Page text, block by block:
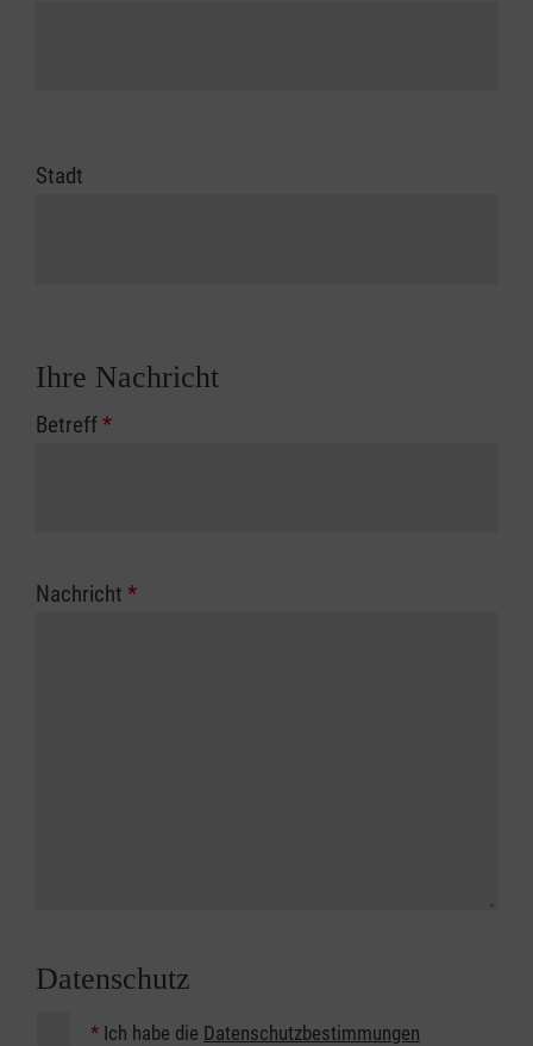
Stadt
Ihre Nachricht
Betreff*
Nachricht *
Datenschutz
* Ich habe die Datenschutzbestimmungen